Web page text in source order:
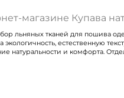
магазине Купава
льняных тканей для пошива
естественную
натуральности и комфорта.